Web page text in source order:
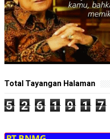
Total Tayangan Halaman
5 2 6 1 9 1 7